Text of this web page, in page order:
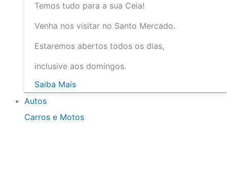
Temos tudo para a sua Ceia!
Venha nos visitar no Santo Mercado.
Estaremos abertos todos os dias,
inclusive aos domingos.
Saiba Mais
Autos
Carros e Motos